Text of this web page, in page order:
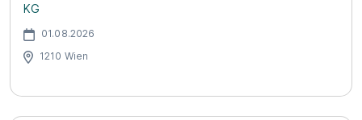
KG
01.08.2026
1210 Wien